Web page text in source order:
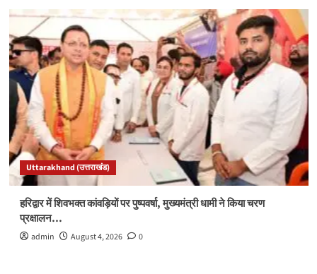
Uttarakhand (उत्तराखंड)
हरिद्वार में शिवभक्त कांवड़ियों पर पुष्पवर्षा, मुख्यमंत्री धामी ने किया चरण
प्रक्षालन…
admin August 4, 2026 0